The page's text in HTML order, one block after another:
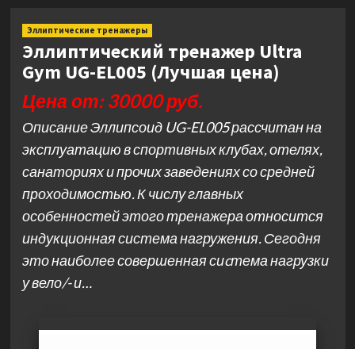
Эллиптические тренажеры
Эллиптический тренажер Ultra
Gym UG-EL005 (Лучшая цена)
Цена от: 30000 руб.
Описание Эллипсоид UG-EL005 рассчитан на
эксплуатацию в спортивных клубах, отелях,
санаториях и прочих заведениях со средней
проходимостью. К числу главных
особенностей этого тренажера относится
индукционная система нагружения. Сегодня
это наиболее совершенная сиcтема нагрузки
у вело/- и…